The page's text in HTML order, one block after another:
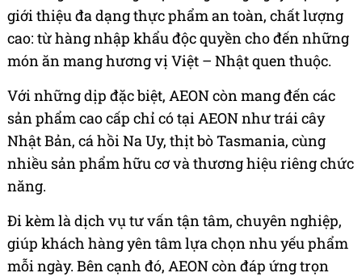
giới thiệu đa dạng thực phẩm an toàn, chất lượng
cao: từ hàng nhập khẩu độc quyền cho đến những
món ăn mang hương vị Việt – Nhật quen thuộc.
Với những dịp đặc biệt, AEON còn mang đến các
sản phẩm cao cấp chỉ có tại AEON như trái cây
Nhật Bản, cá hồi Na Uy, thịt bò Tasmania, cùng
nhiều sản phẩm hữu cơ và thương hiệu riêng chức
năng.
Đi kèm là dịch vụ tư vấn tận tâm, chuyên nghiệp,
giúp khách hàng yên tâm lựa chọn nhu yếu phẩm
mỗi ngày. Bên cạnh đó, AEON còn đáp ứng trọn